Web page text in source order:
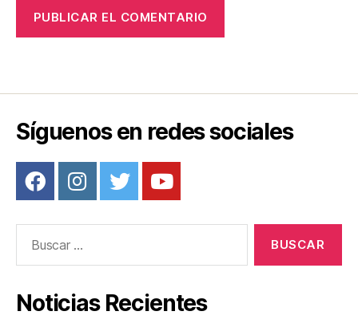
Síguenos en redes sociales
Noticias Recientes